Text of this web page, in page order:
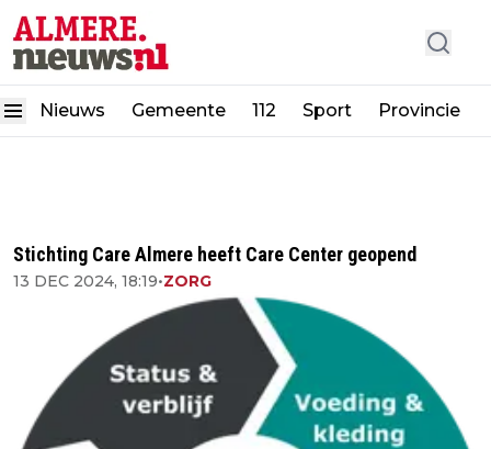
Nieuws Gemeente 112 Sport Provincie
Stichting Care Almere heeft Care Center geopend
13 DEC 2024, 18:19•ZORG